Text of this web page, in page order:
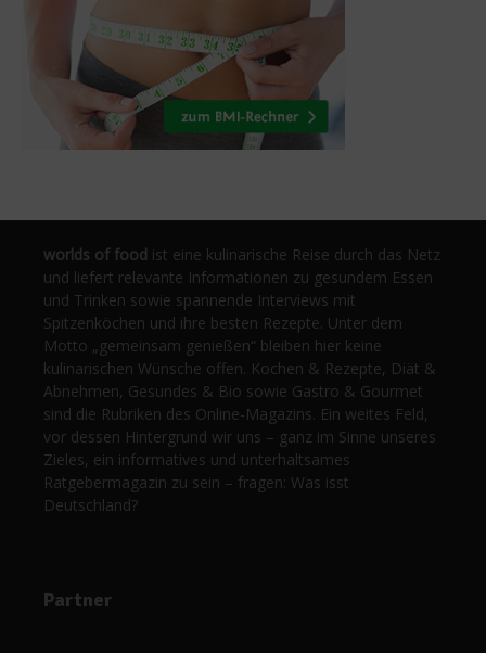
worlds of food ist eine kulinarische Reise durch das Netz
und liefert relevante Informationen zu gesundem Essen
und Trinken sowie spannende Interviews mit
Spitzenköchen und ihre besten Rezepte. Unter dem
Motto „gemeinsam genießen“ bleiben hier keine
kulinarischen Wünsche offen. Kochen & Rezepte, Diät &
Abnehmen, Gesundes & Bio sowie Gastro & Gourmet
sind die Rubriken des Online-Magazins. Ein weites Feld,
vor dessen Hintergrund wir uns – ganz im Sinne unseres
Zieles, ein informatives und unterhaltsames
Ratgebermagazin zu sein – fragen: Was isst
Deutschland?
Partner